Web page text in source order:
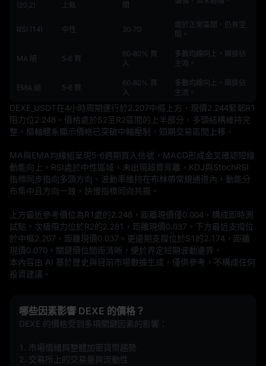
(20,2)
上軌
間
RSI (14) 中性 30‑70
處於正常區間，仍有空
間。
MA 組 5‑6 買
60‑80% 買
入
多數均線向上，順排佔
主流。
EMA 組 5‑6 買
60‑80% 買
入
多數均線向上，順排佔
主流。
DEXE_USDT在4小時周期運行於2.207中樞上方，現價2.244緊鄰R1
阻力位2.248。價格處於S2至R2區間的上半部分，多頭結構維持完
整。樞軸體系顯示價格已突破中軸壓制，短期交易區間上移。
MA與EMA均線組呈現5-6週期買入信號，MACD形成金叉確認短線
動能向上。RSI處於中性區域，未出現超買背離，KDJ與StochRSI
指標同步指向多頭方向。波動率維持在布林帶常規通道內，動能分
布集中且方向一致，快慢指標同向共振。
上方最近參考價位為R1處的2.248，距離現價僅0.004，構成即時測
試點。次級阻力位於R2的2.281，距離現價0.037。下方最近支撐位
於中樞2.207，距離現價0.037。更遠期支撐位於S1的2.174，距離
現價0.070。關鍵價位間距清晰，便於界定短期波動邊界。
本內容由 AI 基於歷史與目前市場數據生成，僅供參考，不構成任何
投資建議。
哪些因素影響 DEXE 的價格？
DEXE 的價格受到多項關鍵因素的影響：
1. 市場情緒與整體加密貨幣趨勢
2. 交易所上的交易量與流動性